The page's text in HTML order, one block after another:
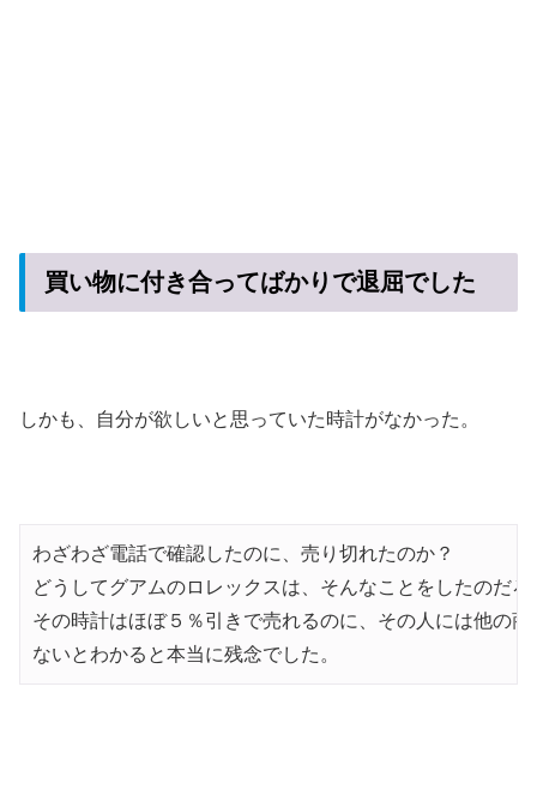
買い物に付き合ってばかりで退屈でした
しかも、自分が欲しいと思っていた時計がなかった。
わざわざ電話で確認したのに、売り切れたのか？
どうしてグアムのロレックスは、そんなことをしたのだろ
その時計はほぼ５％引きで売れるのに、その人には他の
ないとわかると本当に残念でした。